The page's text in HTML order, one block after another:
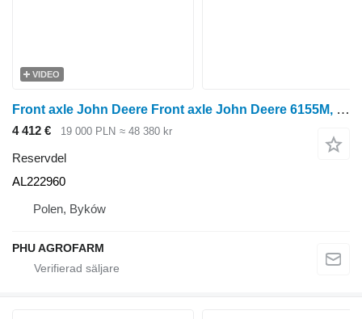
VIDEO
Front axle John Deere Front axle John Deere 6155M, Dana 750/265 AL222960 till John Deere 6155M, Dana 750/265 hjultraktor
4 412 € 19 000 PLN ≈ 48 380 kr
Reservdel
AL222960
Polen, Byków
PHU AGROFARM